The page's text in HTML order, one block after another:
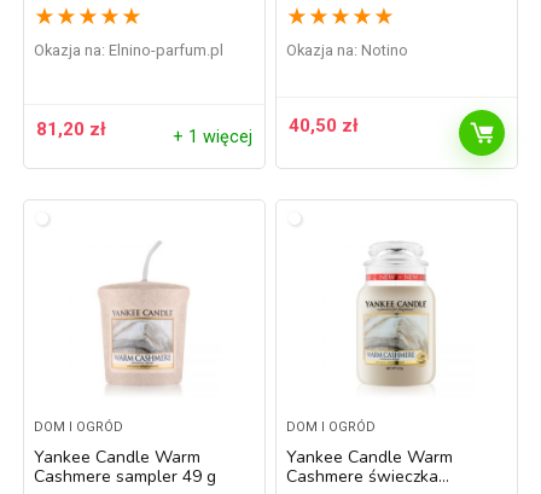
★ ★ ★ ★ ★
Okazja na: elnino-parfum.pl
81,20 zł + 1 więcej
★ ★ ★ ★ ★
Okazja na: Notino
40,50 zł
DOM I OGRÓD
Yankee Candle Warm
Cashmere sampler 49 g
DOM I OGRÓD
Yankee Candle Warm
Cashmere świeczka